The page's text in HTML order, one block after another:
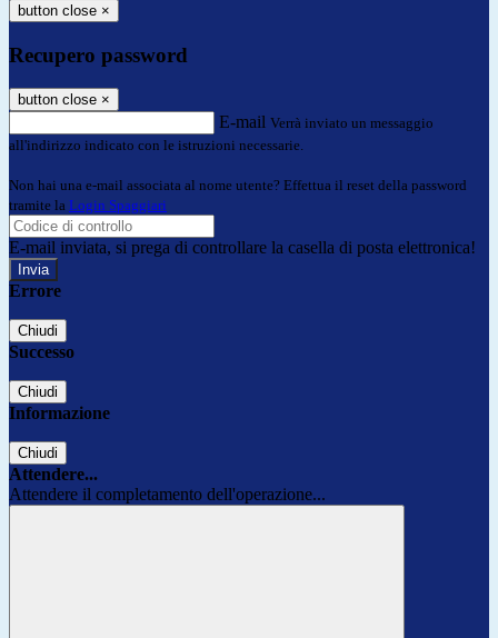
button close ×
Recupero password
button close ×
E-mail Verrà inviato un messaggio
all'indirizzo indicato con le istruzioni necessarie.
Non hai una e-mail associata al nome utente? Effettua il reset della password
tramite la Login Spaggiari
E-mail inviata, si prega di controllare la casella di posta elettronica!
Errore
Chiudi
Successo
Chiudi
Informazione
Chiudi
Attendere...
Attendere il completamento dell'operazione...